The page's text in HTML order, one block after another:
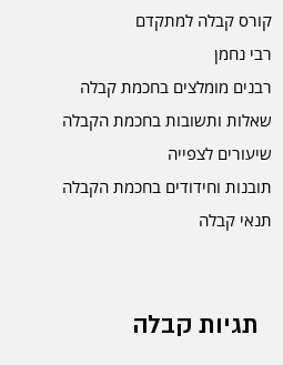
קורס קבלה למתקדם
רבי נחמן
רבנים מומלצים בחכמת קבלה
שאלות ותשובות בחכמת הקבלה
שיעורים לצפייה
תובנות וחידודים בחכמת הקבלה
תנאי קבלה
תגיות קבלה